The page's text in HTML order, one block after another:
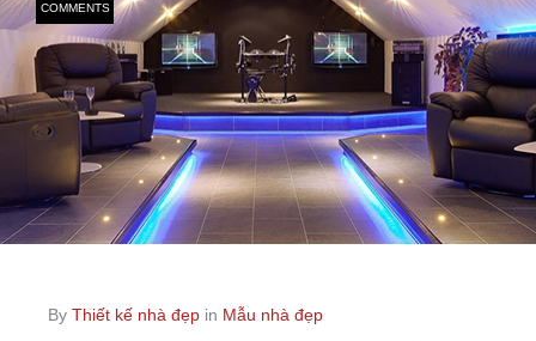
COMMENTS
By Thiết kế nhà đẹp in Mẫu nhà đẹp